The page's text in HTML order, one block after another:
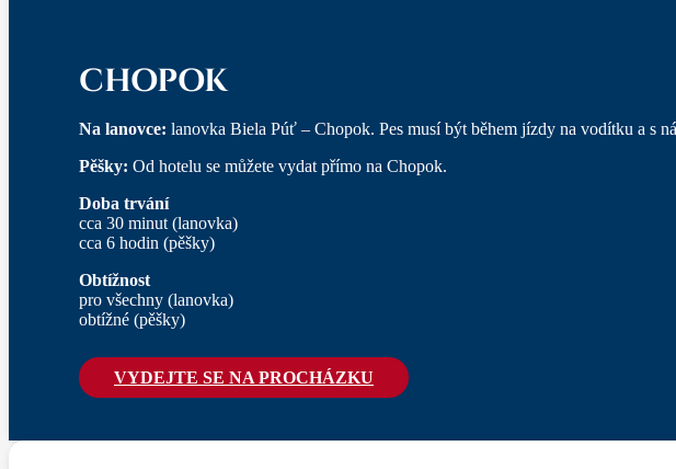
CHOPOK
Na lanovce: lanovka Biela Púť – Chopok. Pes musí být během jízdy na vodítku a s
Pěšky: Od hotelu se můžete vydat přímo na Chopok.
Doba trvání
cca 30 minut (lanovka)
cca 6 hodin (pěšky)
Obtížnost
pro všechny (lanovka)
obtížné (pěšky)
VYDEJTE SE NA PROCHÁZKU